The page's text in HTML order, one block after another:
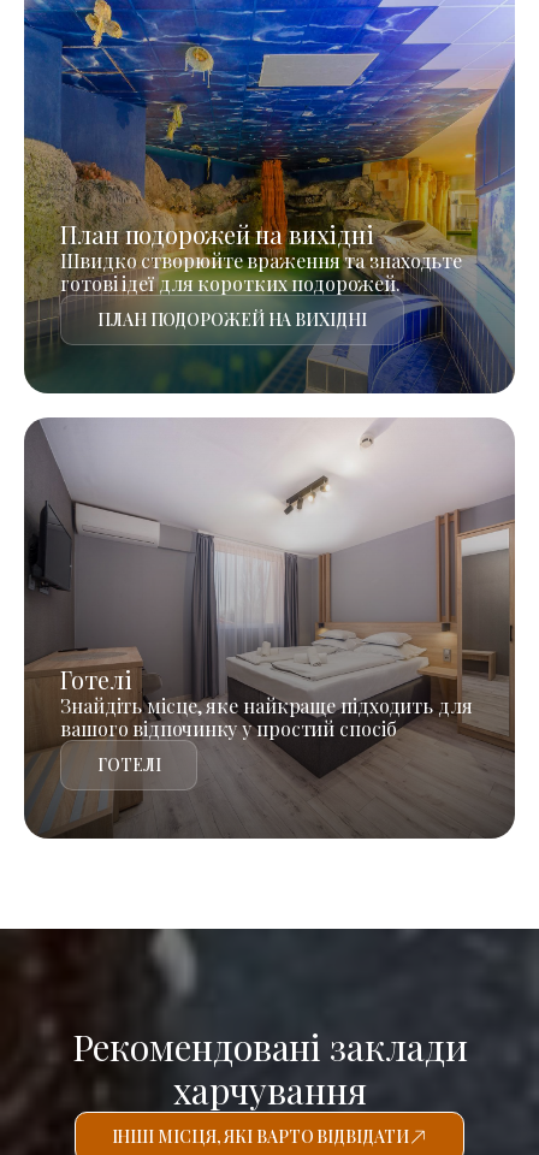
План подорожей на вихідні
Швидко створюйте враження та знаходьте
готові ідеї для коротких подорожей.
ПЛАН ПОДОРОЖЕЙ НА ВИХІДНІ
Готелі
Знайдіть місце, яке найкраще підходить для
вашого відпочинку у простий спосіб
ГОТЕЛІ
Рекомендовані заклади
харчування
ІНШІ МІСЦЯ, ЯКІ ВАРТО ВІДВІДАТИ